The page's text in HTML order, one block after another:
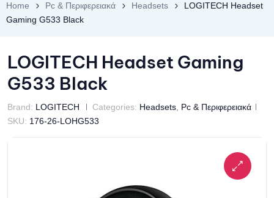
Home Pc & Περιφερειακά Headsets
LOGITECH Headset
Gaming G533 Black
LOGITECH Headset Gaming
G533 Black
Brand: LOGITECH Categories: Headsets Pc & Περιφερειακά
SKU: 176-26-LOHG533